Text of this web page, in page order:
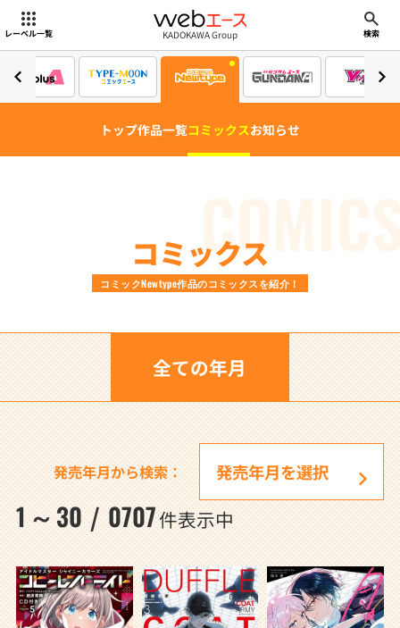
レーベル一覧 webエース
KADOKAWA Group 検索
トップ作品一覧コミックスお知らせ
コミックス
コミックNewtype作品のコミックスを紹介！
全ての年月
1 ～ 30 / 0707件表示中
発売年月から検索：